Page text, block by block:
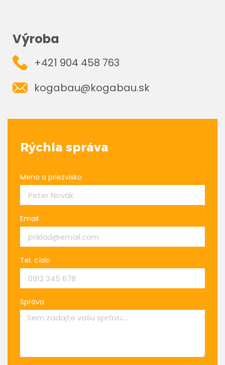
Výroba
+421 904 458 763
kogabau@kogabau.sk
Rýchla správa
Meno a priezvisko
Email
Tel. číslo
Správa